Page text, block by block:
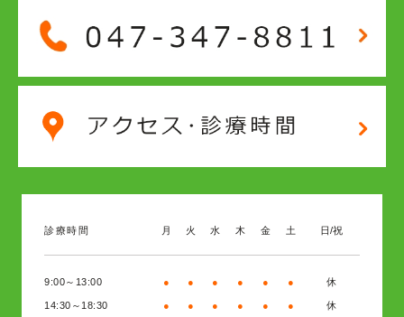
診療時間 月 火 水 木 金 土 日/祝
9:00～13:00 ● ● ● ● ● ● 休
14:30～18:30 ● ● ● ● ● ● 休